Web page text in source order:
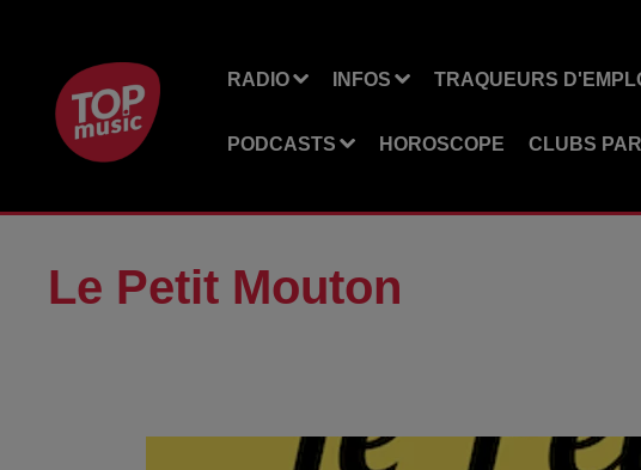
RADIO INFOS TRAQUEURS
PODCASTS HOROSCOPE CLUBS
Le Petit Mouton